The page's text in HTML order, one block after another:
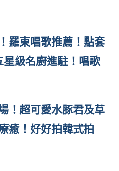
羅東唱歌推薦！點套
級名廚進駐！唱歌
！超可愛水豚君及草
癒！好好拍韓式拍